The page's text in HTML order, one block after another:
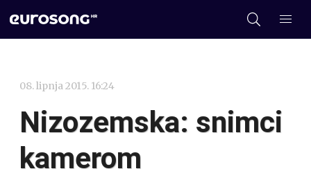
08. lipnja 2015. 16:24
Nizozemska: snimci
kamerom